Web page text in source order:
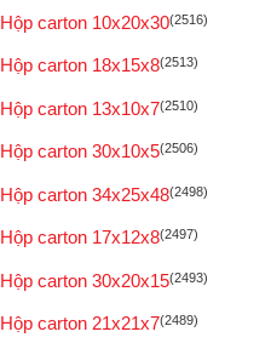
Hộp carton 10x20x30(2516)
Hộp carton 18x15x8(2513)
Hộp carton 13x10x7(2510)
Hộp carton 30x10x5(2506)
Hộp carton 34x25x48(2498)
Hộp carton 17x12x8(2497)
Hộp carton 30x20x15(2493)
Hộp carton 21x21x7(2489)